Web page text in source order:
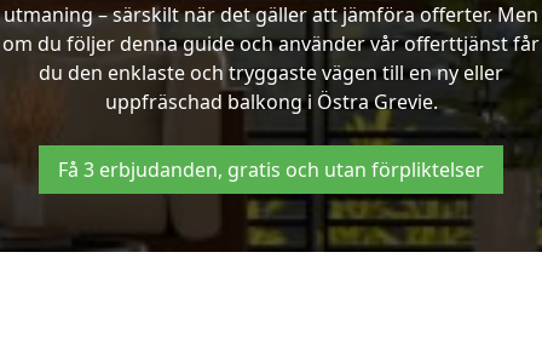
utmaning – särskilt när det gäller att jämföra offerter. Men
om du följer denna guide och använder vår offerttjänst får
du den enklaste och tryggaste vägen till en ny eller
uppfräschad balkong i Östra Grevie.
Få 3 erbjudanden, gratis och utan förpliktelser